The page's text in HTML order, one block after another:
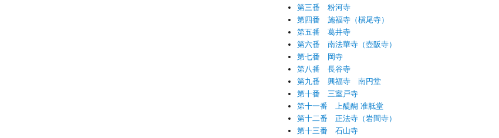
第三番 粉河寺
第四番 施福寺（槇尾寺）
第五番 葛井寺
第六番 南法華寺（壺阪寺）
第七番 岡寺
第八番 長谷寺
第九番 興福寺 南円堂
第十番 三室戸寺
第十一番 上醍醐 准胝堂
第十二番 正法寺（岩間寺）
第十三番 石山寺